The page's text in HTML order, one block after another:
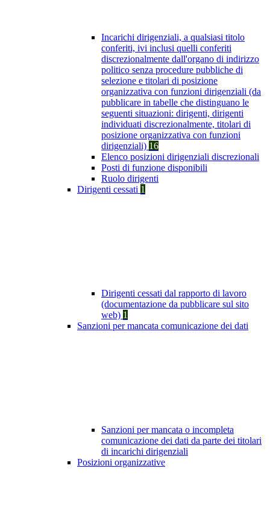
Incarichi dirigenziali, a qualsiasi titolo
conferiti, ivi inclusi quelli conferiti
discrezionalmente dall'organo di indirizzo
politico senza procedure pubbliche di
selezione e titolari di posizione
organizzativa con funzioni dirigenziali (da
pubblicare in tabelle che distinguano le
seguenti situazioni: dirigenti, dirigenti
individuati discrezionalmente, titolari di
posizione organizzativa con funzioni
dirigenziali) 16
Elenco posizioni dirigenziali discrezionali
Posti di funzione disponibili
Ruolo dirigenti
Dirigenti cessati 1
Dirigenti cessati dal rapporto di lavoro
(documentazione da pubblicare sul sito
web) 1
Sanzioni per mancata comunicazione dei dati
Sanzioni per mancata o incompleta
comunicazione dei dati da parte dei titolari
di incarichi dirigenziali
Posizioni organizzative